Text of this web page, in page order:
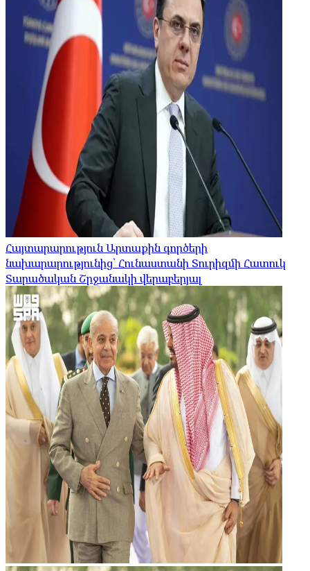
Հայտարարություն Արտաքին գործերի
նախարարությունից՝ Հունաստանի Տուրիզմի Հատուկ
Տարածական Շրջանակի վերաբերյալ